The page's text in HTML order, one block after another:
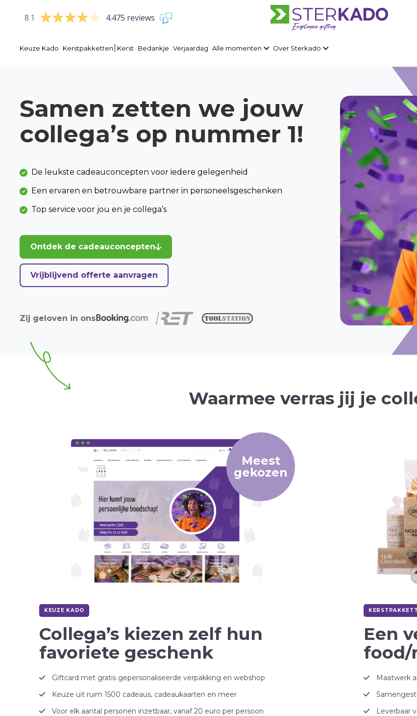
8.1 4.475 reviews
Keuze Kado Kerstpakketten Kerst Bedankje Verjaardag Alle momenten Over Sterkado
Samen zetten we jouw
collega’s op nummer 1!
De leukste cadeauconcepten voor iedere gelegenheid
Een ervaren en betrouwbare partner in personeelsgeschenken
Top service voor jou en je collega’s
Ontdek de cadeauconcepten
Vrijblijvend offerte aanvragen
Zij geloven in ons
Waarmee verras jij je
Meest
gekozen
KEUZE KADO
Collega’s kiezen zelfhun
favoriete geschenk
Giftcard met gratis gepersonaliseerde verpakking en webshop
Keuze uit ruim 1500 cadeaus, cadeaukaarten en meer
Voor elk aantal personen inzetbaar, vanaf 20 euro per persoon
Een
food/
Maatwerk
Leverbaar